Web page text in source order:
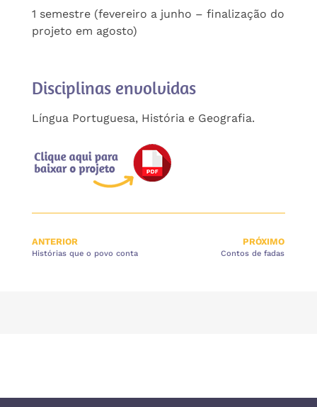
1 semestre (fevereiro a junho – finalização do
projeto em agosto)
Disciplinas envolvidas
Língua Portuguesa, História e Geografia.
ANTERIOR
Histórias que o povo conta
PRÓXIMO
Contos de fadas